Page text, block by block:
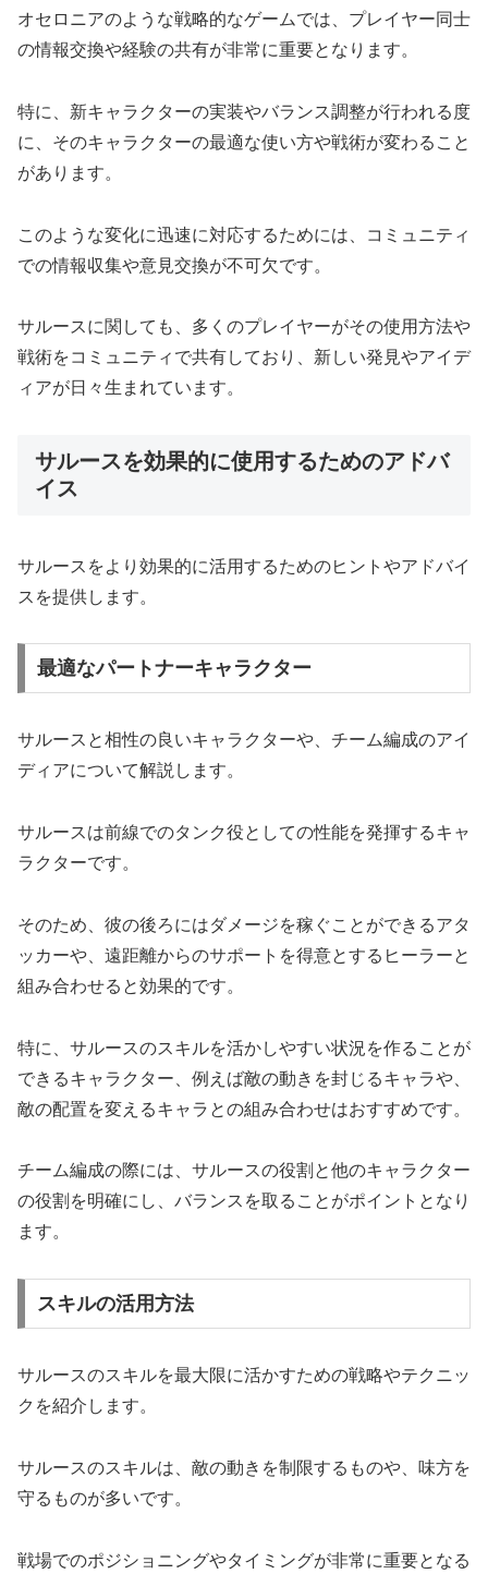
オセロニアのような戦略的なゲームでは、プレイヤー同士
の情報交換や経験の共有が非常に重要となります。
特に、新キャラクターの実装やバランス調整が行われる度
に、そのキャラクターの最適な使い方や戦術が変わること
があります。
このような変化に迅速に対応するためには、コミュニティ
での情報収集や意見交換が不可欠です。
サルースに関しても、多くのプレイヤーがその使用方法や
戦術をコミュニティで共有しており、新しい発見やアイデ
ィアが日々生まれています。
サルースを効果的に使用するためのアドバ
イス
サルースをより効果的に活用するためのヒントやアドバイ
スを提供します。
最適なパートナーキャラクター
サルースと相性の良いキャラクターや、チーム編成のアイ
ディアについて解説します。
サルースは前線でのタンク役としての性能を発揮するキャ
ラクターです。
そのため、彼の後ろにはダメージを稼ぐことができるアタ
ッカーや、遠距離からのサポートを得意とするヒーラーと
組み合わせると効果的です。
特に、サルースのスキルを活かしやすい状況を作ることが
できるキャラクター、例えば敵の動きを封じるキャラや、
敵の配置を変えるキャラとの組み合わせはおすすめです。
チーム編成の際には、サルースの役割と他のキャラクター
の役割を明確にし、バランスを取ることがポイントとなり
ます。
スキルの活用方法
サルースのスキルを最大限に活かすための戦略やテクニッ
クを紹介します。
サルースのスキルは、敵の動きを制限するものや、味方を
守るものが多いです。
戦場でのポジショニングやタイミングが非常に重要となる